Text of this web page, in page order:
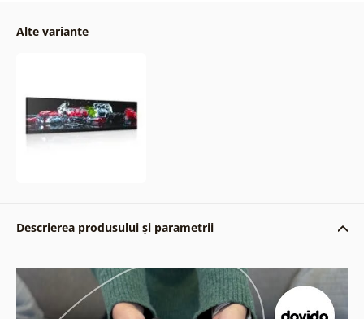
Alte variante
Descrierea produsului și parametrii